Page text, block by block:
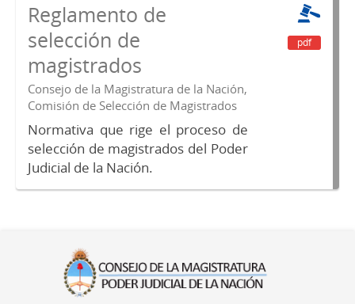
Reglamento de
selección de
magistrados
Consejo de la Magistratura de la Nación,
Comisión de Selección de Magistrados
Normativa que rige el proceso de
selección de magistrados del Poder
Judicial de la Nación.
pdf